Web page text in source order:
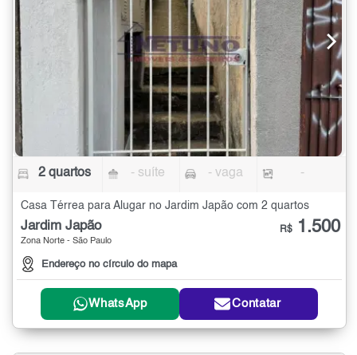
2 quartos - suíte - vaga -
Casa Térrea para Alugar no Jardim Japão com 2 quartos
Jardim Japão
Zona Norte - São Paulo
Endereço no círculo do mapa
R$ 1.500
WhatsApp Contatar